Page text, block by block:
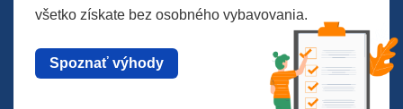
všetko získate bez osobného vybavovania.
Spoznať výhody